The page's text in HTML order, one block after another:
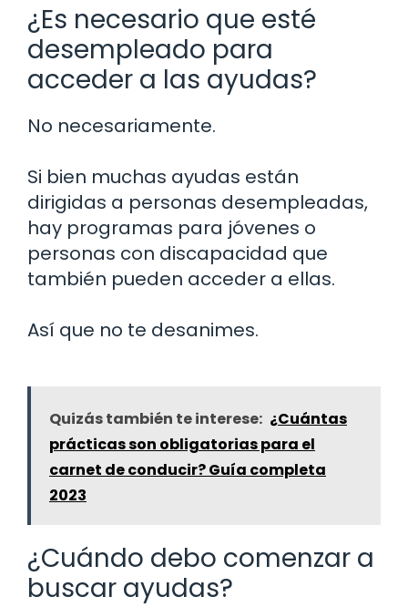
¿Es necesario que esté
desempleado para
acceder a las ayudas?
No necesariamente.
Si bien muchas ayudas están
dirigidas a personas desempleadas,
hay programas para jóvenes o
personas con discapacidad que
también pueden acceder a ellas.
Así que no te desanimes.
Quizás también te interese: ¿Cuántas
prácticas son obligatorias para el
carnet de conducir? Guía completa
2023
¿Cuándo debo comenzar a
buscar ayudas?